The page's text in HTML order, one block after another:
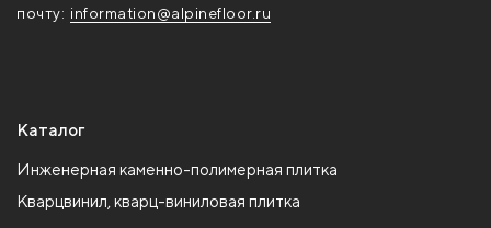
почту: information@alpinefloor.ru
Каталог
Инженерная каменно-полимерная плитка
Кварцвинил, кварц-виниловая плитка